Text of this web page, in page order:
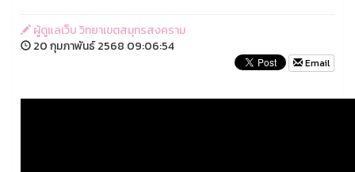
ผู้ดูแลเว็บ วิทยาเขตสมุทรสงคราม
20 กุมภาพันธ์ 2568 09:06:54
Email